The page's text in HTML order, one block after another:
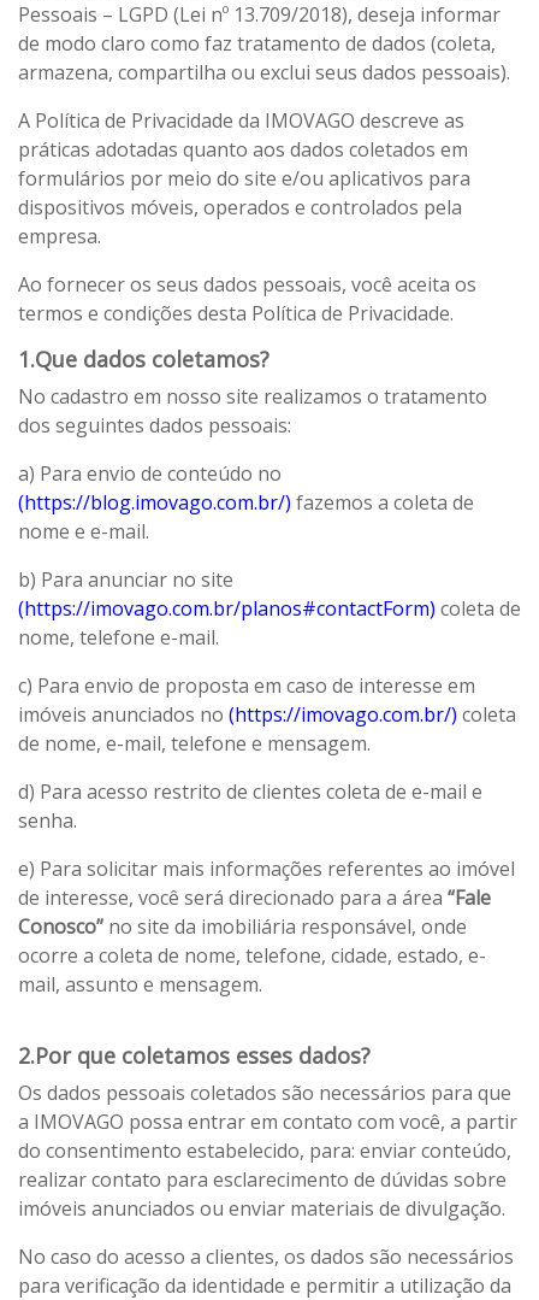
Pessoais – LGPD (Lei nº 13.709/2018), deseja informar
de modo claro como faz tratamento de dados (coleta,
armazena, compartilha ou exclui seus dados pessoais).
A Política de Privacidade da IMOVAGO descreve as
práticas adotadas quanto aos dados coletados em
formulários por meio do site e/ou aplicativos para
dispositivos móveis, operados e controlados pela
empresa.
Ao fornecer os seus dados pessoais, você aceita os
termos e condições desta Política de Privacidade.
1.Que dados coletamos?
No cadastro em nosso site realizamos o tratamento
dos seguintes dados pessoais:
a) Para envio de conteúdo no
(https://blog.imovago.com.br/) fazemos a coleta de
nome e e-mail.
b) Para anunciar no site
(https://imovago.com.br/planos#contactForm) coleta de
nome, telefone e-mail.
c) Para envio de proposta em caso de interesse em
imóveis anunciados no (https://imovago.com.br/) coleta
de nome, e-mail, telefone e mensagem.
d) Para acesso restrito de clientes coleta de e-mail e
senha.
e) Para solicitar mais informações referentes ao imóvel
de interesse, você será direcionado para a área “Fale
Conosco” no site da imobiliária responsável, onde
ocorre a coleta de nome, telefone, cidade, estado, e-
mail, assunto e mensagem.
2.Por que coletamos esses dados?
Os dados pessoais coletados são necessários para que
a IMOVAGO possa entrar em contato com você, a partir
do consentimento estabelecido, para: enviar conteúdo,
realizar contato para esclarecimento de dúvidas sobre
imóveis anunciados ou enviar materiais de divulgação.
No caso do acesso a clientes, os dados são necessários
para verificação da identidade e permitir a utilização da